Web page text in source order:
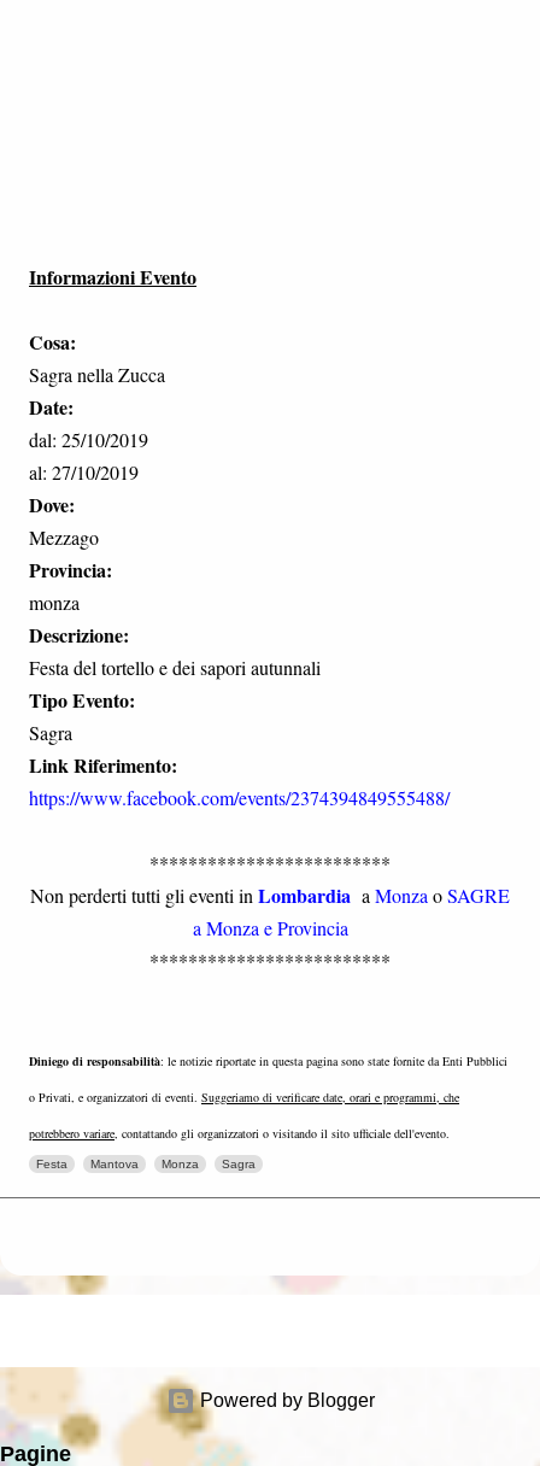
Informazioni Evento
Cosa:
Sagra nella Zucca
Date:
dal: 25/10/2019
al: 27/10/2019
Dove:
Mezzago
Provincia:
monza
Descrizione:
Festa del tortello e dei sapori autunnali
Tipo Evento:
Sagra
Link Riferimento:
https://www.facebook.com/events/2374394849555488/
*************************
Non perderti tutti gli eventi in Lombardia a Monza oSAGRE
a Monza e Provincia
*************************
Diniego di responsabilità: le notizie riportate in questa pagina sono state fornite da Enti Pubblici
o Privati, e organizzatori di eventi. Suggeriamo di verificare date, orari e programmi, che
potrebbero variare, contattando gli organizzatori o visitando il sito ufficiale dell'evento.
Festa Mantova Monza Sagra
Powered by Blogger
Pagine